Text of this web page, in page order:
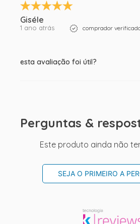
Giséle
1 ano atrás comprador
esta avaliação foi útil?
Perguntas &
Este produto ainda não
SEJA O PRIMEIRO A